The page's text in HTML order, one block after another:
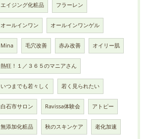
エイジング化粧品 フラーレン
オールインワン オールインワンゲル
Mina 毛穴改善 赤み改善 オイリー肌
熱狂！１／３６５のマニアさん
いつまでも若々しく 若く見られたい
白石市サロン Ravissa体験会 アトピー
無添加化粧品 秋のスキンケア 老化加速